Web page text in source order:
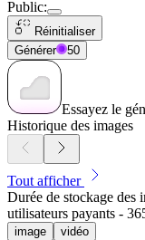
Public:
Réinitialiser
Générer
50
Essayez le
Historique des images
Tout afficher
Durée de stockage des
utilisateurs payants -
image vidéo